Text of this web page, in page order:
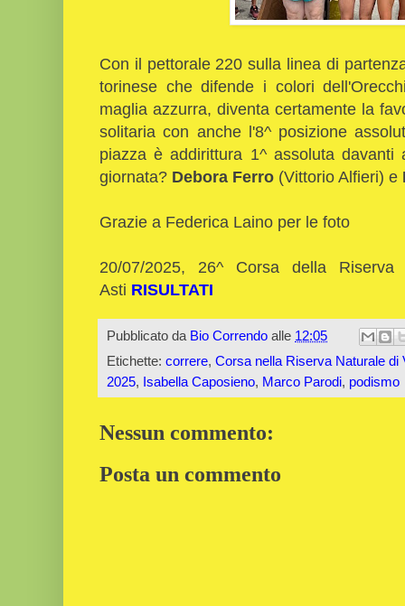
Con il pettorale 220 sulla linea di
torinese che difende i colori
maglia azzurra, diventa certamente la
solitaria con anche l'8^ posizione
piazza è addirittura 1^ assoluta
giornata? Debora Ferro (Vittorio Alfieri) e
Grazie a Federica Laino per le foto
20/07/2025, 26^ Corsa della
Asti RISULTATI
Pubblicato da Bio Correndo alle 12:05
Etichette: correre, Corsa nella Riserva Naturale di
2025, Isabella Caposieno, Marco Parodi, podismo
Nessun commento:
Posta un commento